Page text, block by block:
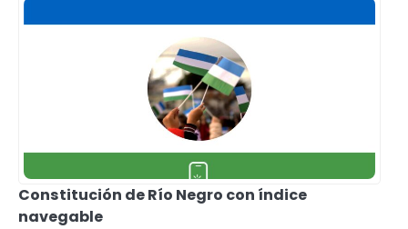
Constitución de Río Negro con índice
navegable